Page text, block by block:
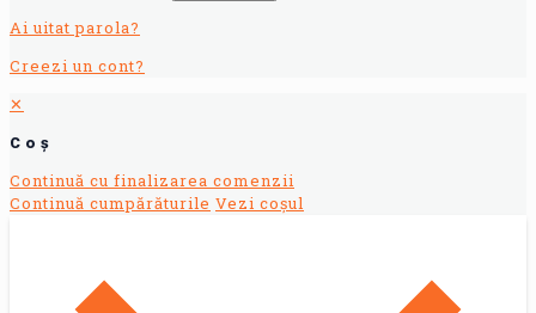
Ai uitat parola?
Creezi un cont?
✕
Coș
Continuă cu finalizarea comenzii
Continuă cumpărăturile Vezi coșul